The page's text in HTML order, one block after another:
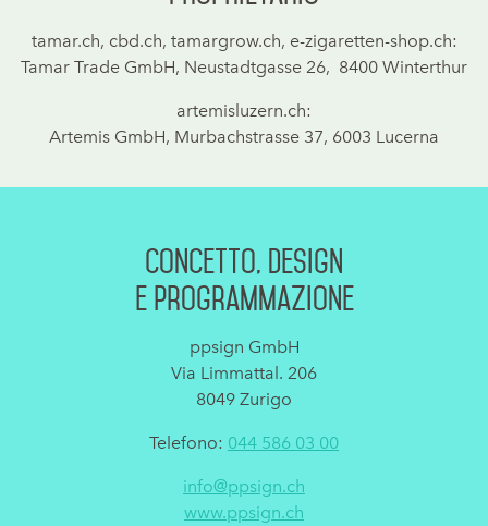
tamar.ch, cbd.ch, tamargrow.ch, e-zigaretten-shop.ch:
Tamar Trade GmbH, Neustadtgasse 26, 8400 Winterthur
artemisluzern.ch:
Artemis GmbH, Murbachstrasse 37, 6003 Lucerna
Concetto, Design
e programmazione
ppsign GmbH
Via Limmattal. 206
8049 Zurigo
Telefono: 044 586 03 00
info@ppsign.ch
www.ppsign.ch